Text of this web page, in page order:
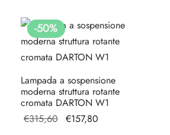
-50%
Lampada a sospensione
moderna struttura rotante
cromata DARTON W1
€315,60 Il prezzo
€157,80